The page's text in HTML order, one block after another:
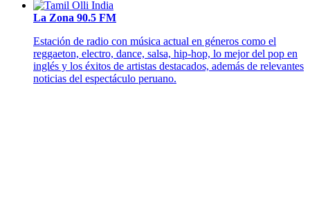
La Zona 90.5 FM
Estación de radio con música actual en géneros como el
reggaeton, electro, dance, salsa, hip-hop, lo mejor del pop en
inglés y los éxitos de artistas destacados, además de relevantes
noticias del espectáculo peruano.